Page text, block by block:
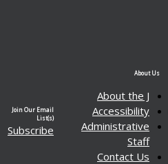
About Us
About the J
Accessibility
Administrative
Staff
Contact Us
Join Our Email
List(s)
Subscribe